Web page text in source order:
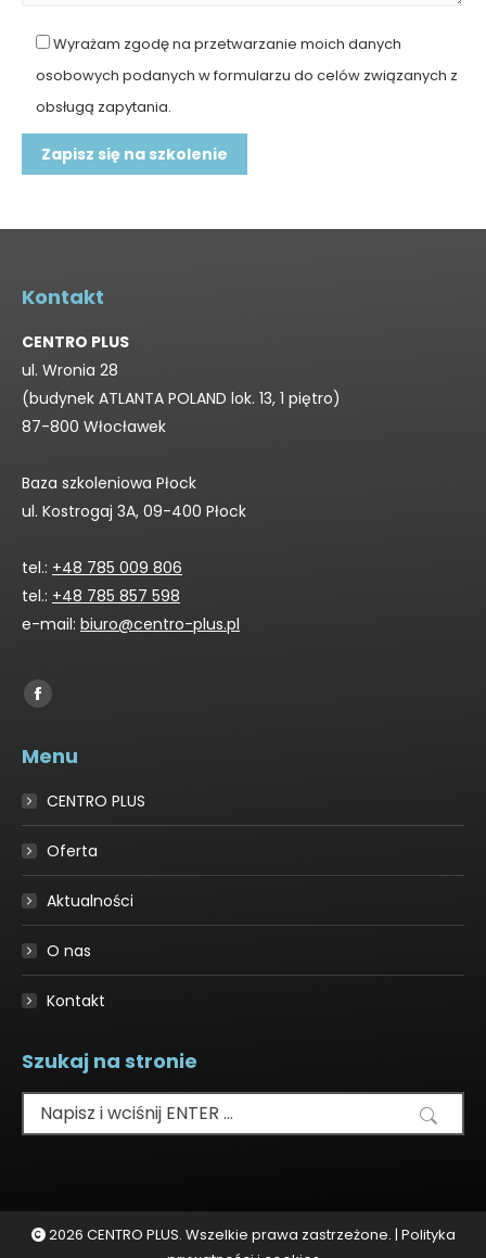
Wyrażam zgodę na przetwarzanie moich danych
osobowych podanych w formularzu do celów związanych z
obsługą zapytania.
Kontakt
CENTRO PLUS
ul. Wronia 28
(budynek ATLANTA POLAND lok. 13, 1 piętro)
87-800 Włocławek
Baza szkoleniowa Płock
ul. Kostrogaj 3A, 09-400 Płock
tel.: +48 785 009 806
tel.: +48 785 857 598
e-mail: biuro@centro-plus.pl
Find us on:
Facebook
opens
in
window
Menu
CENTRO PLUS
Oferta
Aktualności
O nas
Kontakt
Szukaj na stronie
Szukaj:
2026 CENTRO PLUS. Wszelkie prawa zastrzeżone. | Polityka